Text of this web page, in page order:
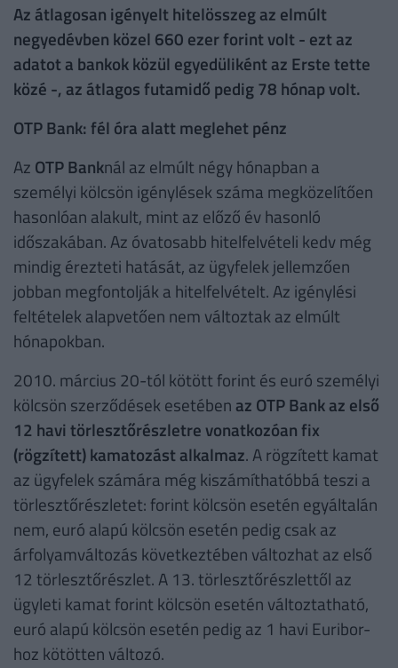
Az átlagosan igényelt hitelösszeg az elmúlt
negyedévben közel 660 ezer forint volt - ezt az
adatot a bankok közül egyedüliként az Erste tette
közé -, az átlagos futamidő pedig 78 hónap volt.
OTP Bank: fél óra alatt meglehet pénz
Az OTP Banknál az elmúlt négy hónapban a
személyi kölcsön igénylések száma megközelítően
hasonlóan alakult, mint az előző év hasonló
időszakában. Az óvatosabb hitelfelvételi kedv még
mindig érezteti hatását, az ügyfelek jellemzően
jobban megfontolják a hitelfelvételt. Az igénylési
feltételek alapvetően nem változtak az elmúlt
hónapokban.
2010. március 20-tól kötött forint és euró személyi
kölcsön szerződések esetében az OTP Bank az első
12 havi törlesztőrészletre vonatkozóan fix
(rögzített) kamatozást alkalmaz. A rögzített kamat
az ügyfelek számára még kiszámíthatóbbá teszi a
törlesztőrészletet: forint kölcsön esetén egyáltalán
nem, euró alapú kölcsön esetén pedig csak az
árfolyamváltozás következtében változhat az első
12 törlesztőrészlet. A 13. törlesztőrészlettől az
ügyleti kamat forint kölcsön esetén változtatható,
euró alapú kölcsön esetén pedig az 1 havi Euribor-
hoz kötötten változó.